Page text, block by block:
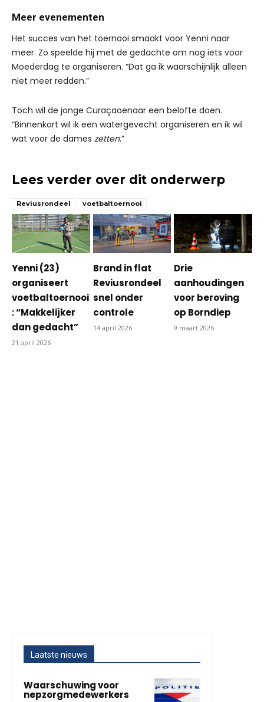
Meer evenementen
Het succes van het toernooi smaakt voor Yenni naar
meer. Zo speelde hij met de gedachte om nog iets voor
Moederdag te organiseren. “Dat ga ik waarschijnlijk alleen
niet meer redden.”
Toch wil de jonge Curaçaoënaar een belofte doen.
“Binnenkort wil ik een watergevecht organiseren en ik wil
wat voor de dames zetten.”
Lees verder over dit onderwerp
Reviusrondeel voetbaltoernooi
Yenni (23)
organiseert
voetbaltoernooi
: “Makkelijker
dan gedacht”
21 april 2026
Brand in flat
Reviusrondeel
snel onder
controle
14 april 2026
Drie
aanhoudingen
voor beroving
op Borndiep
9 maart 2026
Laatste nieuws
Waarschuwing voor
nepzorgmedewerkers